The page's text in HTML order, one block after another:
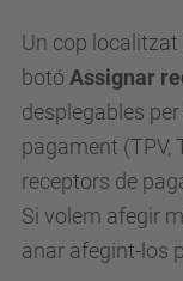
Un cop localitzat
botó Assignar
desplegables
pagament (TPV,
receptors de
Si volem afegir
anar afegint-los